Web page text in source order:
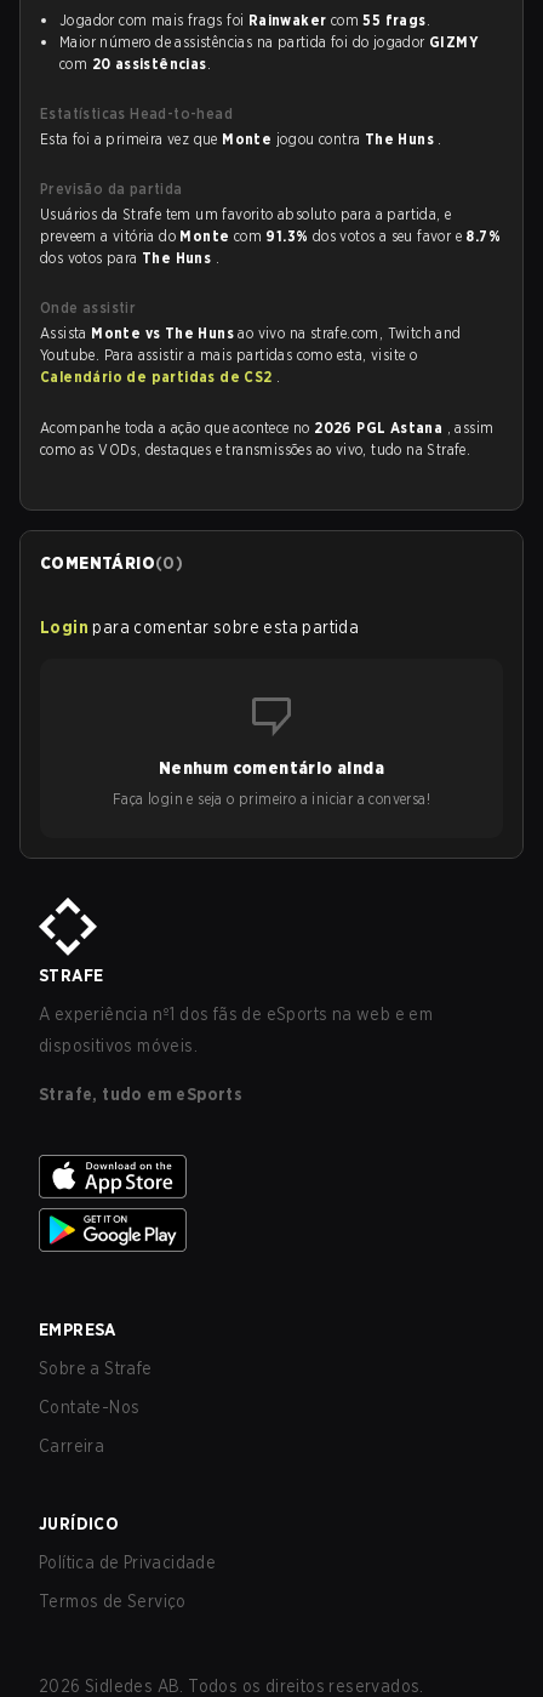
Jogador com mais frags foi Rainwaker com55 frags.
Maior número de assistências na partida foi do jogador GIZMY
com 20 assistências.
Estatísticas Head-to-head
Esta foi a primeira vez que Monte jogou contra The Huns .
Previsão da partida
Usuários da Strafe tem um favorito absoluto para a partida, e
preveem a vitória do Monte com 91.3% dos votos a seu favor e 8.7%
dos votos para The Huns .
Onde assistir
Assista Monte vs The Hunsao vivo na strafe.com, Twitch and
Youtube. Para assistir a mais partidas como esta, visite o
Calendário de partidas de CS2 .
Acompanhe toda a ação que acontece no 2026 PGL Astana , assim
como as VODs, destaques e transmissões ao vivo, tudo na Strafe.
COMENTÁRIO(0)
Login para comentar sobre esta partida
Nenhum comentário ainda
Faça login e seja o primeiro a iniciar a conversa!
STRAFE
A experiência nº1 dos fãs de eSports na web e em
dispositivos móveis.
Strafe, tudo em eSports
EMPRESA
Sobre a Strafe
Contate-Nos
Carreira
JURÍDICO
Política de Privacidade
Termos de Serviço
2026 Sidledes AB. Todos os direitos reservados.